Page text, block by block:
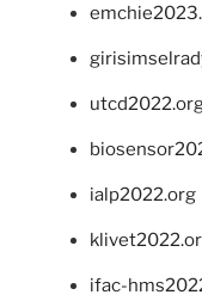
ialp2022.org
ifac-